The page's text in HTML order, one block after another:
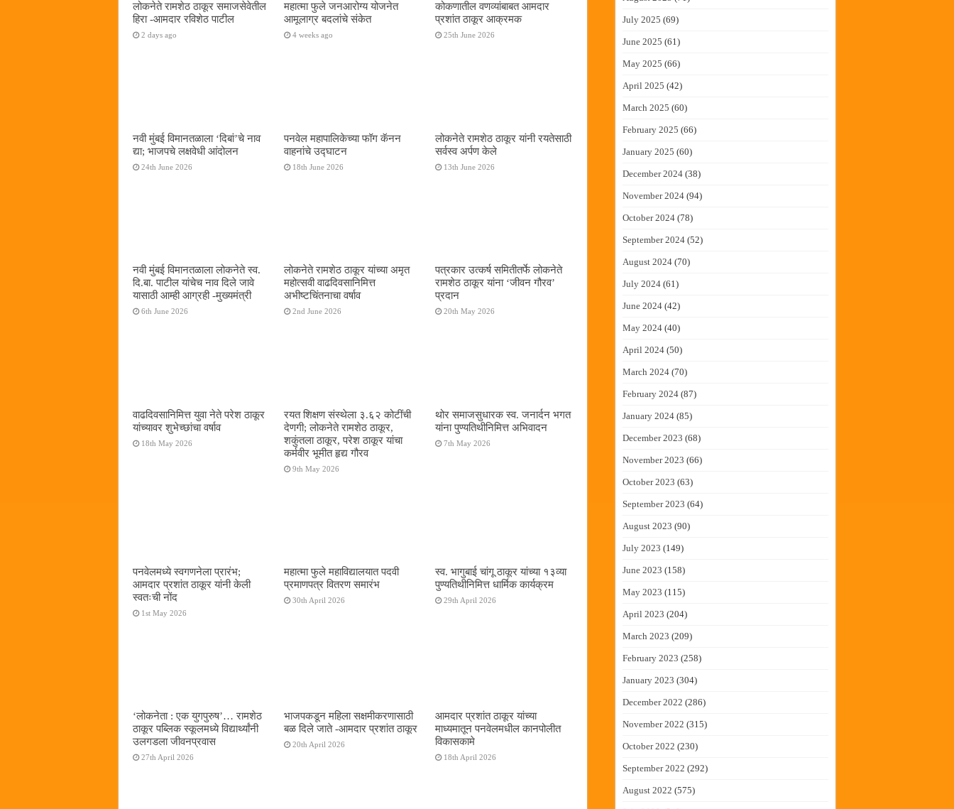
लोकनेते रामशेठ ठाकूर समाजसेवेतील
हिरा -आमदार रविशेठ पाटील
2 days ago
महात्मा फुले जनआरोग्य योजनेत
आमूलाग्र बदलांचे संकेत
4 weeks ago
कोकणातील वणव्यांबाबत आमदार
प्रशांत ठाकूर आक्रमक
25th June 2026
नवी मुंबई विमानतळाला ‌‘दिबां‌’चे नाव
द्या; भाजपचे लक्षवेधी आंदोलन
24th June 2026
पनवेल महापालिकेच्या फॉग कॅनन
वाहनांचे उद्घाटन
18th June 2026
लोकनेते रामशेठ ठाकूर यांनी रयतेसाठी
सर्वस्व अर्पण केले
13th June 2026
नवी मुंबई विमानतळाला लोकनेते स्व.
दि.बा. पाटील यांचेच नाव दिले जावे
यासाठी आम्ही आग्रही -मुख्यमंत्री
6th June 2026
लोकनेते रामशेठ ठाकूर यांच्या अमृत
महोत्सवी वाढदिवसानिमित्त
अभीष्टचिंतनाचा वर्षाव
2nd June 2026
पत्रकार उत्कर्ष समितीतर्फे लोकनेते
रामशेठ ठाकूर यांना ‌‘जीवन गौरव‌’
प्रदान
20th May 2026
वाढदिवसानिमित्त युवा नेते परेश ठाकूर
यांच्यावर शुभेच्छांचा वर्षाव
18th May 2026
रयत शिक्षण संस्थेला ३.६२ कोटींची
देणगी; लोकनेते रामशेठ ठाकूर,
शकुंतला ठाकूर, परेश ठाकूर यांचा
कर्मवीर भूमीत हृद्य गौरव
9th May 2026
थोर समाजसुधारक स्व. जनार्दन भगत
यांना पुण्यतिथीनिमित्त अभिवादन
7th May 2026
पनवेलमध्ये स्वगणनेला प्रारंभ;
आमदार प्रशांत ठाकूर यांनी केली
स्वतःची नोंद
1st May 2026
महात्मा फुले महाविद्यालयात पदवी
प्रमाणपत्र वितरण समारंभ
30th April 2026
स्व. भागुबाई चांगू ठाकूर यांच्या १३व्या
पुण्यतिथीनिमित्त धार्मिक कार्यक्रम
29th April 2026
‌‘लोकनेता : एक युगपुरुष‌’… रामशेठ
ठाकूर पब्लिक स्कूलमध्ये विद्यार्थ्यांनी
उलगडला जीवनप्रवास
27th April 2026
भाजपकडून महिला सक्षमीकरणासाठी
बळ दिले जाते -आमदार प्रशांत ठाकूर
20th April 2026
आमदार प्रशांत ठाकूर यांच्या
माध्यमातून पनवेलमधील कानपोलीत
विकासकामे
18th April 2026
July 2025 (69)
June 2025 (61)
May 2025 (66)
April 2025 (42)
March 2025 (60)
February 2025 (66)
January 2025 (60)
December 2024 (38)
November 2024 (94)
October 2024 (78)
September 2024 (52)
August 2024 (70)
July 2024 (61)
June 2024 (42)
May 2024 (40)
April 2024 (50)
March 2024 (70)
February 2024 (87)
January 2024 (85)
December 2023 (68)
November 2023 (66)
October 2023 (63)
September 2023 (64)
August 2023 (90)
July 2023 (149)
June 2023 (158)
May 2023 (115)
April 2023 (204)
March 2023 (209)
February 2023 (258)
January 2023 (304)
December 2022 (286)
November 2022 (315)
October 2022 (230)
September 2022 (292)
August 2022 (575)